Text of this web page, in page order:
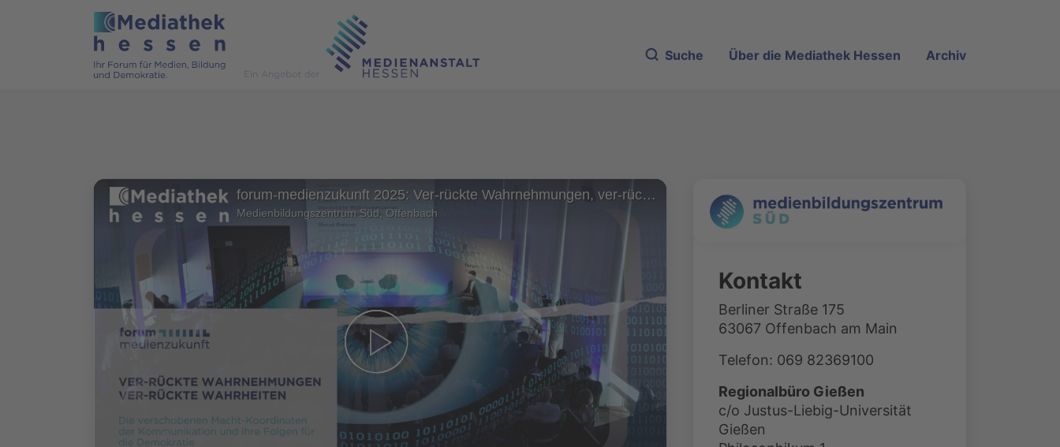
Suche Über die Mediathek Hessen Archiv
forum-medienzukunft 2025: Ver-rückte Wahrnehmungen, ver-rückte Wahrheiten, Teil 1
Medienbildungszentrum Süd, Offenbach
Kontakt
Berliner Straße 175
63067 Offenbach am Main
Telefon: 069 82369100
Regionalbüro Gießen
c/o Justus-Liebig-Universität
Gießen